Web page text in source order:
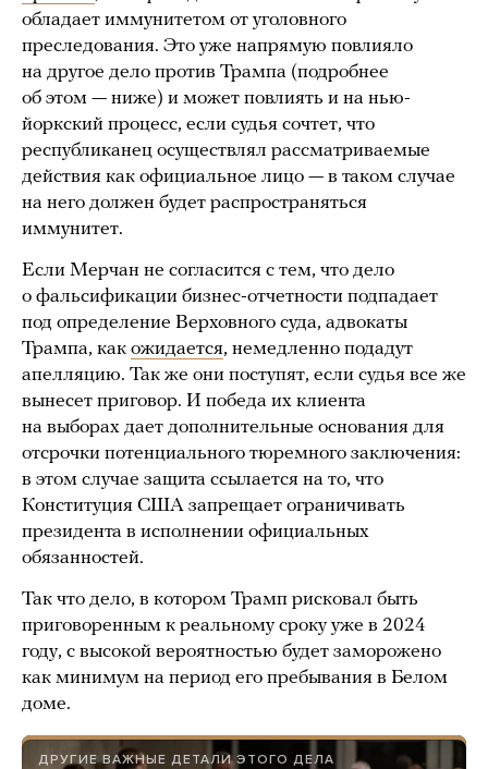
обладает иммунитетом от уголовного
преследования. Это уже напрямую повлияло
на другое дело против Трампа (подробнее
об этом — ниже) и может повлиять и на нью-
йоркский процесс, если судья сочтет, что
республиканец осуществлял рассматриваемые
действия как официальное лицо — в таком случае
на него должен будет распространяться
иммунитет.
Если Мерчан не согласится с тем, что дело
о фальсификации бизнес-отчетности подпадает
под определение Верховного суда, адвокаты
Трампа, как ожидается, немедленно подадут
апелляцию. Так же они поступят, если судья все же
вынесет приговор. И победа их клиента
на выборах дает дополнительные основания для
отсрочки потенциального тюремного заключения:
в этом случае защита ссылается на то, что
Конституция США запрещает ограничивать
президента в исполнении официальных
обязанностей.
Так что дело, в котором Трамп рисковал быть
приговоренным к реальному сроку уже в 2024
году, с высокой вероятностью будет заморожено
как минимум на период его пребывания в Белом
доме.
ДРУГИЕ ВАЖНЫЕ ДЕТАЛИ ЭТОГО ДЕЛА